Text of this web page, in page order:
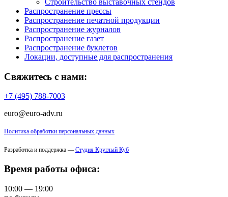
Строительство выставочных стендов
Распространение прессы
Распространение печатной продукции
Распространение журналов
Распространение газет
Распространение буклетов
Локации, доступные для распространения
Свяжитесь с нами:
+7 (495) 788-7003
euro@euro-adv.ru
Политика обработки персональных данных
Разработка и поддержка — Студия Круглый Куб
Время работы офиса:
10:00 — 19:00